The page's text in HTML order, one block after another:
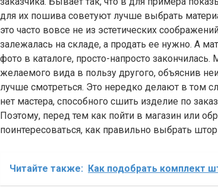
для их пошива советуют лучше выбрать
это часто вовсе не из эстетических
залежалась на складе, а продать ее нужно. А
фото в каталоге, просто-напросто
желаемого вида в пользу другого, объяснив
лучше смотреться. Это нередко делают в том
нет мастера, способного сшить изделие по
Поэтому, перед тем как пойти в магазин или
поинтересоваться, как правильно выбрать
Читайте также: Как подобрать комплект